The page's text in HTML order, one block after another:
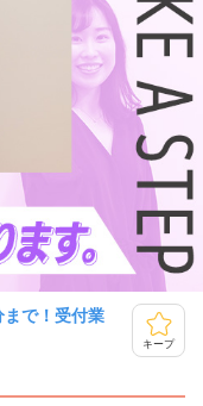
まで！受付業
キープ